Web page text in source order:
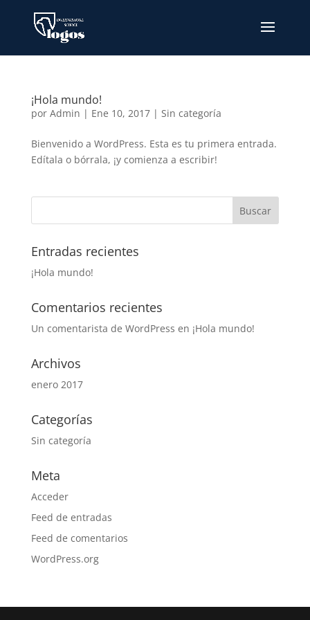
¡Hola mundo!
por Admin | Ene 10, 2017| Sin categoría
Bienvenido a WordPress. Esta es tu primera entrada.
Edítala o bórrala, ¡y comienza a escribir!
Entradas recientes
¡Hola mundo!
Comentarios recientes
Un comentarista de WordPress en ¡Hola mundo!
Archivos
enero 2017
Categorías
Sin categoría
Meta
Acceder
Feed de entradas
Feed de comentarios
WordPress.org